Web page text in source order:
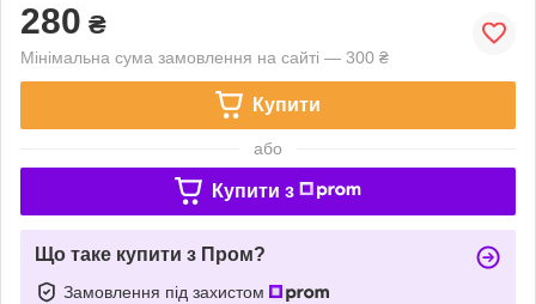
280 ₴
Мінімальна сума замовлення на сайті — 300 ₴
Купити
або
Купити з
Що таке купити з Пром?
Замовлення під захистом